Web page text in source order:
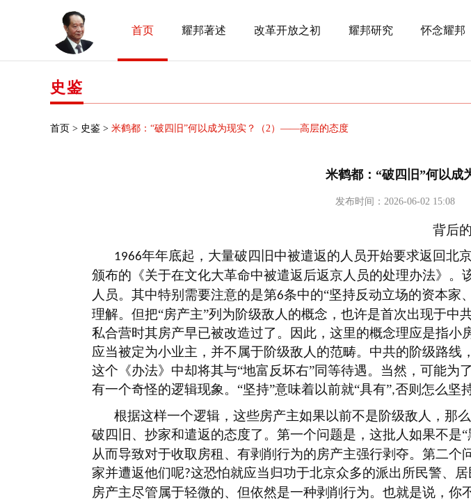
首页 耀邦著述 改革开放之初 耀邦研究 怀念耀邦
史鉴
首页 > 史鉴 > 米鹤都：“破四旧”何以成为现实？（2）——高层的态度
米鹤都：“破四旧”何以
发布时间：2026-06-02 15:08
背后
1966年年底起，大量破四旧中被遣返的人员开始要求返回北
颁布的《关于在文化大革命中被遣返后返京人员的处理办法》。
人员。其中特别需要注意的是第6条中的“坚持反动立场的资本家
理解。但把“房产主”列为阶级敌人的概念，也许是首次出现于
私合营时其房产早已被改造过了。因此，这里的概念理应是指
应当被定为小业主，并不属于阶级敌人的范畴。中共的阶级路
这个《办法》中却将其与“地富反坏右”同等待遇。当然，可能为
有一个奇怪的逻辑现象。“坚持”意味着以前就“具有”,否则怎么坚
根据这样一个逻辑，这些房产主如果以前不是阶级敌人，那
破四旧、抄家和遣返的态度了。第一个问题是，这批人如果不是
从而导致对于收取房租、有剥削行为的房产主强行剥夺。第二
家并遭返他们呢?这恐怕就应当归功于北京众多的派出所民警、
房产主尽管属于轻微的、但依然是一种剥削行为。也就是说，